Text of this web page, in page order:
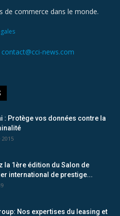
de commerce dans le monde.
contact@cci-news.com
: Protège vos données contre la
la 1ère édition du Salon de
international de prestige...
Nos expertises du leasing et